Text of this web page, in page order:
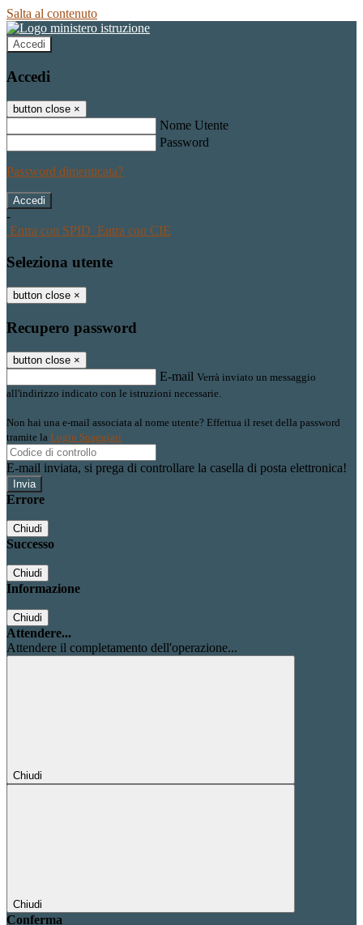
Salta al contenuto
Accedi
Accedi
button close ×
Nome Utente
Password
Password dimenticata?
-
Entra con SPID Entra con CIE
Seleziona utente
button close ×
Recupero password
button close ×
E-mail Verrà inviato un messaggio
all'indirizzo indicato con le istruzioni necessarie.
Non hai una e-mail associata al nome utente? Effettua il reset della password
tramite la Login Spaggiari
E-mail inviata, si prega di controllare la casella di posta elettronica!
Errore
Chiudi
Successo
Chiudi
Informazione
Chiudi
Attendere...
Attendere il completamento dell'operazione...
Chiudi
Chiudi
Conferma